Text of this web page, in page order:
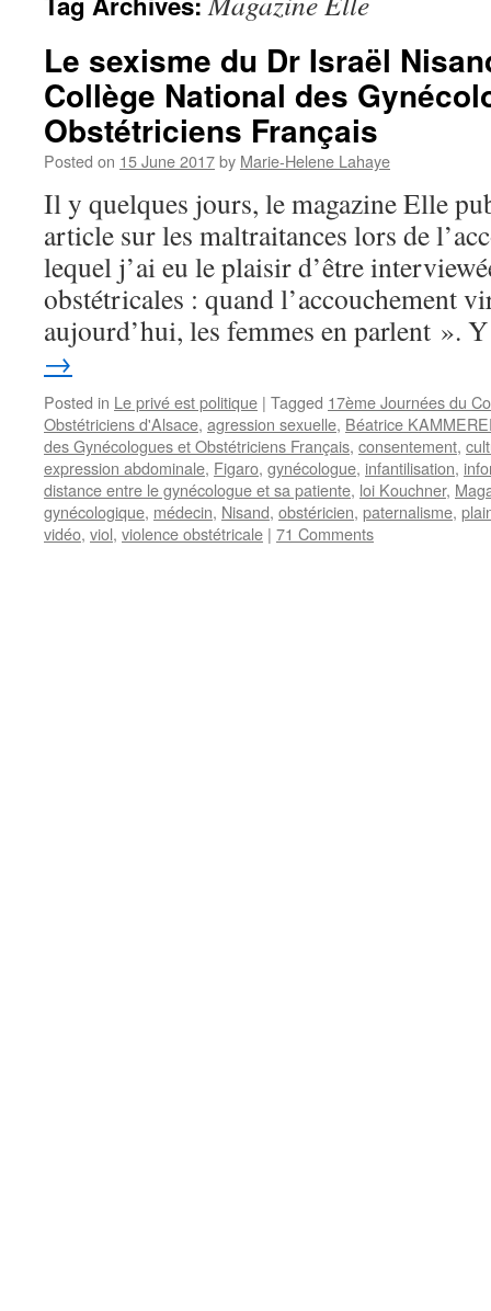
Le sexisme du Dr Israël
Collège National des
Obstétriciens Français
Posted on 15 June 2017by Marie-Helene Lahaye
Il y quelques jours, le magazine Elle
article sur les maltraitances lors de
lequel j’ai eu le plaisir d’être
obstétricales : quand l’accouchement
aujourd’hui, les femmes en parlent ».
→
Posted in Le privé est politique | Tagged 17ème Journées du
Obstétriciens d'Alsace, agression sexuelle, Béatrice
des Gynécologues et Obstétriciens Français, consentement,
expression abdominale, Figaro, gynécologue, infantilisation,
distance entre le gynécologue et sa patiente, loi Kouchner,
gynécologique, médecin, Nisand, obstéricien, paternalisme,
vidéo, viol, violence obstétricale | 71 Comments